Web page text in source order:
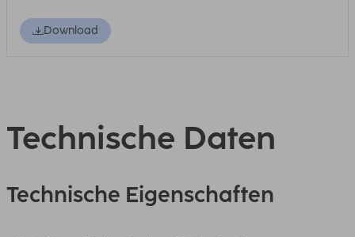
Download
Technische Daten
Technische Eigenschaften